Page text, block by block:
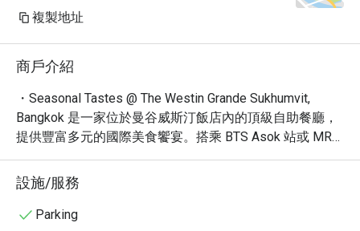
curved buffet countertops add a
complements the room beautifully.
But what truly made this experience
architecture — it was the staff. The
level of attention and care here is
something I genuinely haven't
encountered at other buffets in
Bangkok. Team members regularly
refill or a different drink, checked in
複製地址
商戶介紹
・Seasonal Tastes @ The Westin Grande Sukhumvit,
Bangkok 是一家位於曼谷威斯汀飯店內的頂級自助餐廳，
提供豐富多元的國際美食饗宴。搭乘 BTS Asok 站或 MRT
Sukhumvit 站即可輕鬆抵達。餐廳以其舒適潮流的氛圍、
精緻的餐點和熱情的服務而聞名，在眾多網友票選中，被
評為曼谷最受歡迎的自助餐廳之一。
・Seasonal Tastes 的自助餐提供多樣化的選擇，從新鮮
設施/服務
Parking